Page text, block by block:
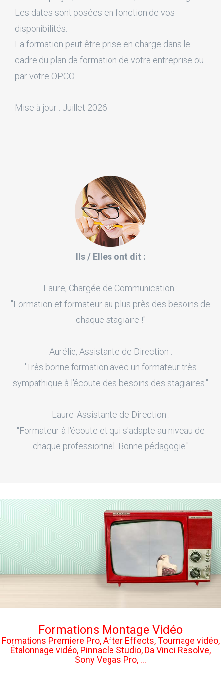
Les dates sont posées en fonction de vos
disponibilités.
La formation peut être prise en charge dans le
cadre du plan de formation de votre entreprise ou
par votre OPCO.
Mise à jour : Juillet 2026
Ils / Elles ont dit :
Laure, Chargée de Communication :
"Formation et formateur au plus près des besoins de
chaque stagiaire !"
Aurélie, Assistante de Direction :
'Très bonne formation avec un formateur très
sympathique à l'écoute des besoins des stagiaires."
Laure, Assistante de Direction :
"Formateur à l'écoute et qui s'adapte au niveau de
chaque professionnel. Bonne pédagogie."
Formations Montage Vidéo
Formations Premiere Pro, After Effects, Tournage vidéo,
Étalonnage vidéo, Pinnacle Studio, Da Vinci Resolve,
Sony Vegas Pro, ...